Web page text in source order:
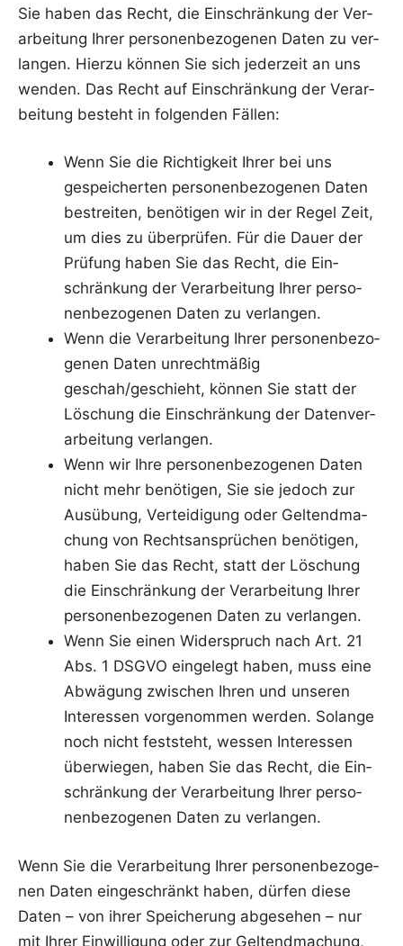
Sie haben das Recht, die Ein­schrän­kung der Ver­
ar­bei­tung Ihrer per­so­nen­be­zo­ge­nen Daten zu ver­
lan­gen. Hier­zu kön­nen Sie sich jeder­zeit an uns
wen­den. Das Recht auf Ein­schrän­kung der Ver­ar­
bei­tung besteht in fol­gen­den Fällen:
Wenn Sie die Rich­tig­keit Ihrer bei uns
gespei­cher­ten per­so­nen­be­zo­ge­nen Daten
bestrei­ten, benö­ti­gen wir in der Regel Zeit,
um dies zu über­prü­fen. Für die Dau­er der
Prü­fung haben Sie das Recht, die Ein­
schrän­kung der Ver­ar­bei­tung Ihrer per­so­
nen­be­zo­ge­nen Daten zu verlangen.
Wenn die Ver­ar­bei­tung Ihrer per­so­nen­be­zo­
ge­nen Daten unrecht­mä­ßig
geschah/geschieht, kön­nen Sie statt der
Löschung die Ein­schrän­kung der Daten­ver­
ar­bei­tung verlangen.
Wenn wir Ihre per­so­nen­be­zo­ge­nen Daten
nicht mehr benö­ti­gen, Sie sie jedoch zur
Aus­übung, Ver­tei­di­gung oder Gel­tend­ma­
chung von Rechts­an­sprü­chen benö­ti­gen,
haben Sie das Recht, statt der Löschung
die Ein­schrän­kung der Ver­ar­bei­tung Ihrer
per­so­nen­be­zo­ge­nen Daten zu verlangen.
Wenn Sie einen Wider­spruch nach Art. 21
Abs. 1 DSGVO ein­ge­legt haben, muss eine
Abwä­gung zwi­schen Ihren und unse­ren
Inter­es­sen vor­ge­nom­men wer­den. Solan­ge
noch nicht fest­steht, wes­sen Inter­es­sen
über­wie­gen, haben Sie das Recht, die Ein­
schrän­kung der Ver­ar­bei­tung Ihrer per­so­
nen­be­zo­ge­nen Daten zu verlangen.
Wenn Sie die Ver­ar­bei­tung Ihrer per­so­nen­be­zo­ge­
nen Daten ein­ge­schränkt haben, dür­fen die­se
Daten – von ihrer Spei­che­rung abge­se­hen – nur
mit Ihrer Ein­wil­li­gung oder zur Gel­tend­ma­chung,